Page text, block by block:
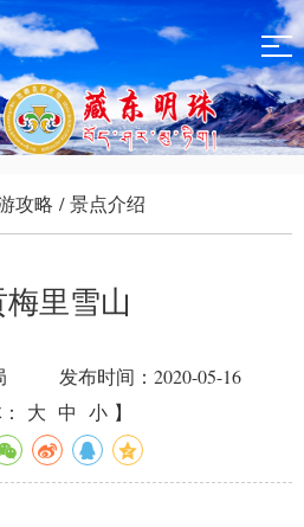
攻略 /景点介绍
里雪山
发布时间：2020-05-16
大 中 小 】